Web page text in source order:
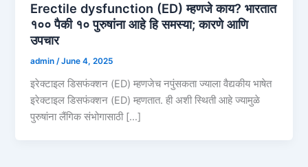
Erectile dysfunction (ED) म्हणजे काय? भारतात
१०० पैकी १० पुरुषांना आहे हि समस्या; कारणे आणि
उपचार
admin/June 4, 2025
इरेक्टाइल डिसफंक्शन (ED) म्हणजेच नपुंसकता ज्याला वैद्यकीय भाषेत
इरेक्टाइल डिसफंक्शन (ED) म्हणतात. ही अशी स्थिती आहे ज्यामुळे
पुरुषांना लैंगिक संभोगासाठी […]